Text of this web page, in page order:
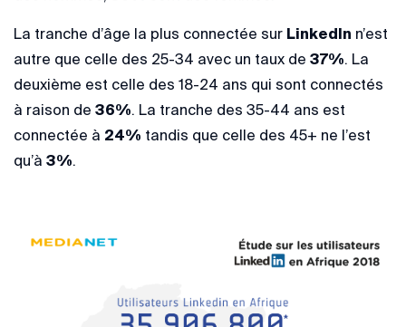
La tranche d’âge la plus connectée sur LinkedIn n’est
autre que celle des 25-34 avec un taux de 37%. La
deuxième est celle des 18-24 ans qui sont connectés
à raison de 36%. La tranche des 35-44 ans est
connectée à 24% tandis que celle des 45+ ne l’est
qu’à 3%.